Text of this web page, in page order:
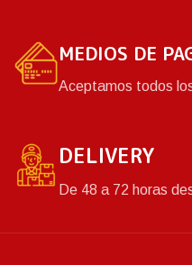
MEDIOS DE
Aceptamos todos
DELIVERY
De 48 a 72 horas